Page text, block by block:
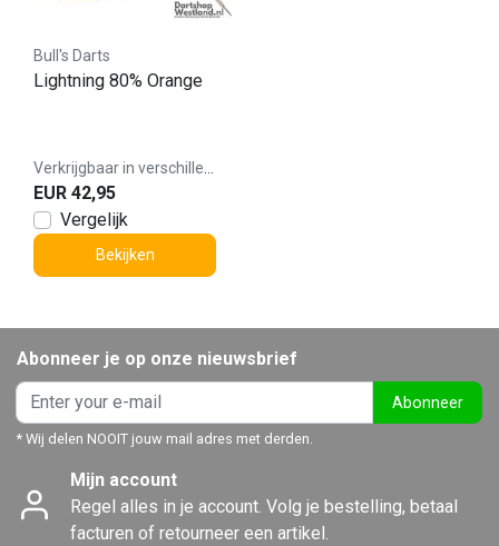
Bull's Darts
Lightning 80% Orange
EUR 42,95
Vergelijk
Bekijken
Abonneer je op onze nieuwsbrief
Abonneer
* Wij delen NOOIT jouw mail adres met derden.
Mijn account
Regel alles in je account. Volg je bestelling, betaal
facturen of retourneer een artikel.